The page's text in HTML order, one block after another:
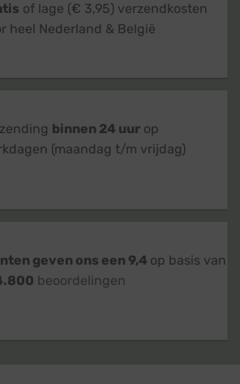
of lage (€ 3,95) verzendkosten
heel Nederland & België
binnen 24 uur op
(maandag t/m vrijdag)
geven ons een 9,4 op basis van
beoordelingen